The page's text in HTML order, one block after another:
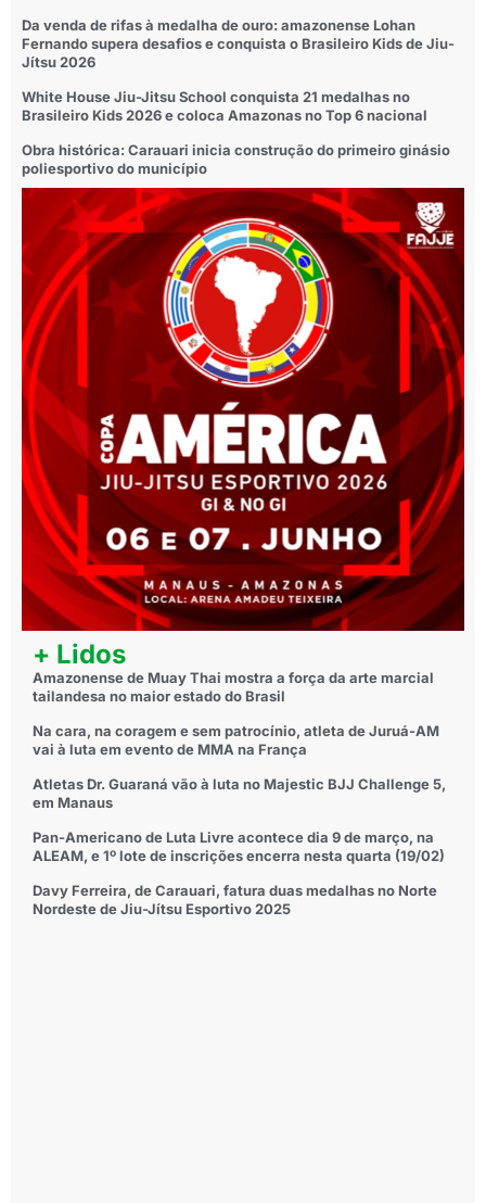
Da venda de rifas à medalha de ouro: amazonense Lohan
Fernando supera desafios e conquista o Brasileiro Kids de Jiu-
Jítsu 2026
White House Jiu-Jitsu School conquista 21 medalhas no
Brasileiro Kids 2026 e coloca Amazonas no Top 6 nacional
Obra histórica: Carauari inicia construção do primeiro ginásio
poliesportivo do município
+ Lidos
Amazonense de Muay Thai mostra a força da arte marcial
tailandesa no maior estado do Brasil
Na cara, na coragem e sem patrocínio, atleta de Juruá-AM
vai à luta em evento de MMA na França
Atletas Dr. Guaraná vão à luta no Majestic BJJ Challenge 5,
em Manaus
Pan-Americano de Luta Livre acontece dia 9 de março, na
ALEAM, e 1º lote de inscrições encerra nesta quarta (19/02)
Davy Ferreira, de Carauari, fatura duas medalhas no Norte
Nordeste de Jiu-Jítsu Esportivo 2025